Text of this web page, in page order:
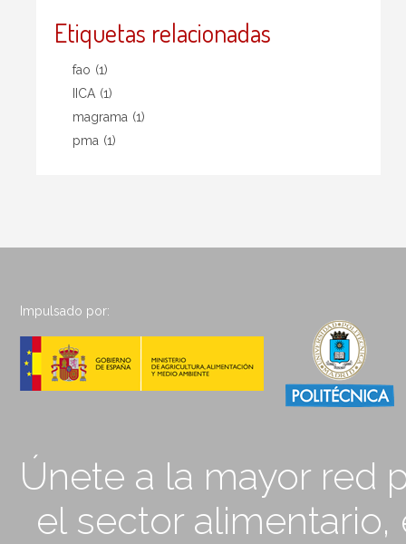
Etiquetas relacionadas
fao (1)
IICA (1)
magrama (1)
pma (1)
Impulsado por:
Únete a la mayor red
el sector